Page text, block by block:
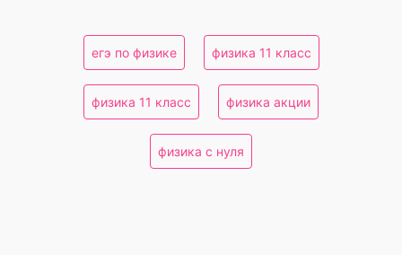
егэ по физике физика 11 класс
физика 11 класс физика акции
физика с нуля